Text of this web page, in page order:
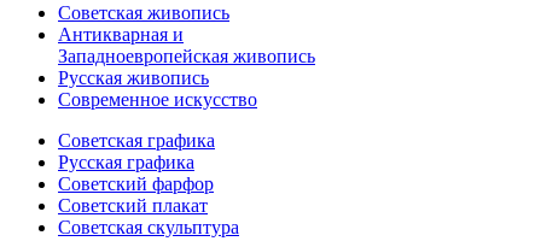
Советская живопись
Антикварная и
Западноевропейская живопись
Русская живопись
Современное искусство
Советская графика
Русская графика
Советский фарфор
Советский плакат
Советская скульптура